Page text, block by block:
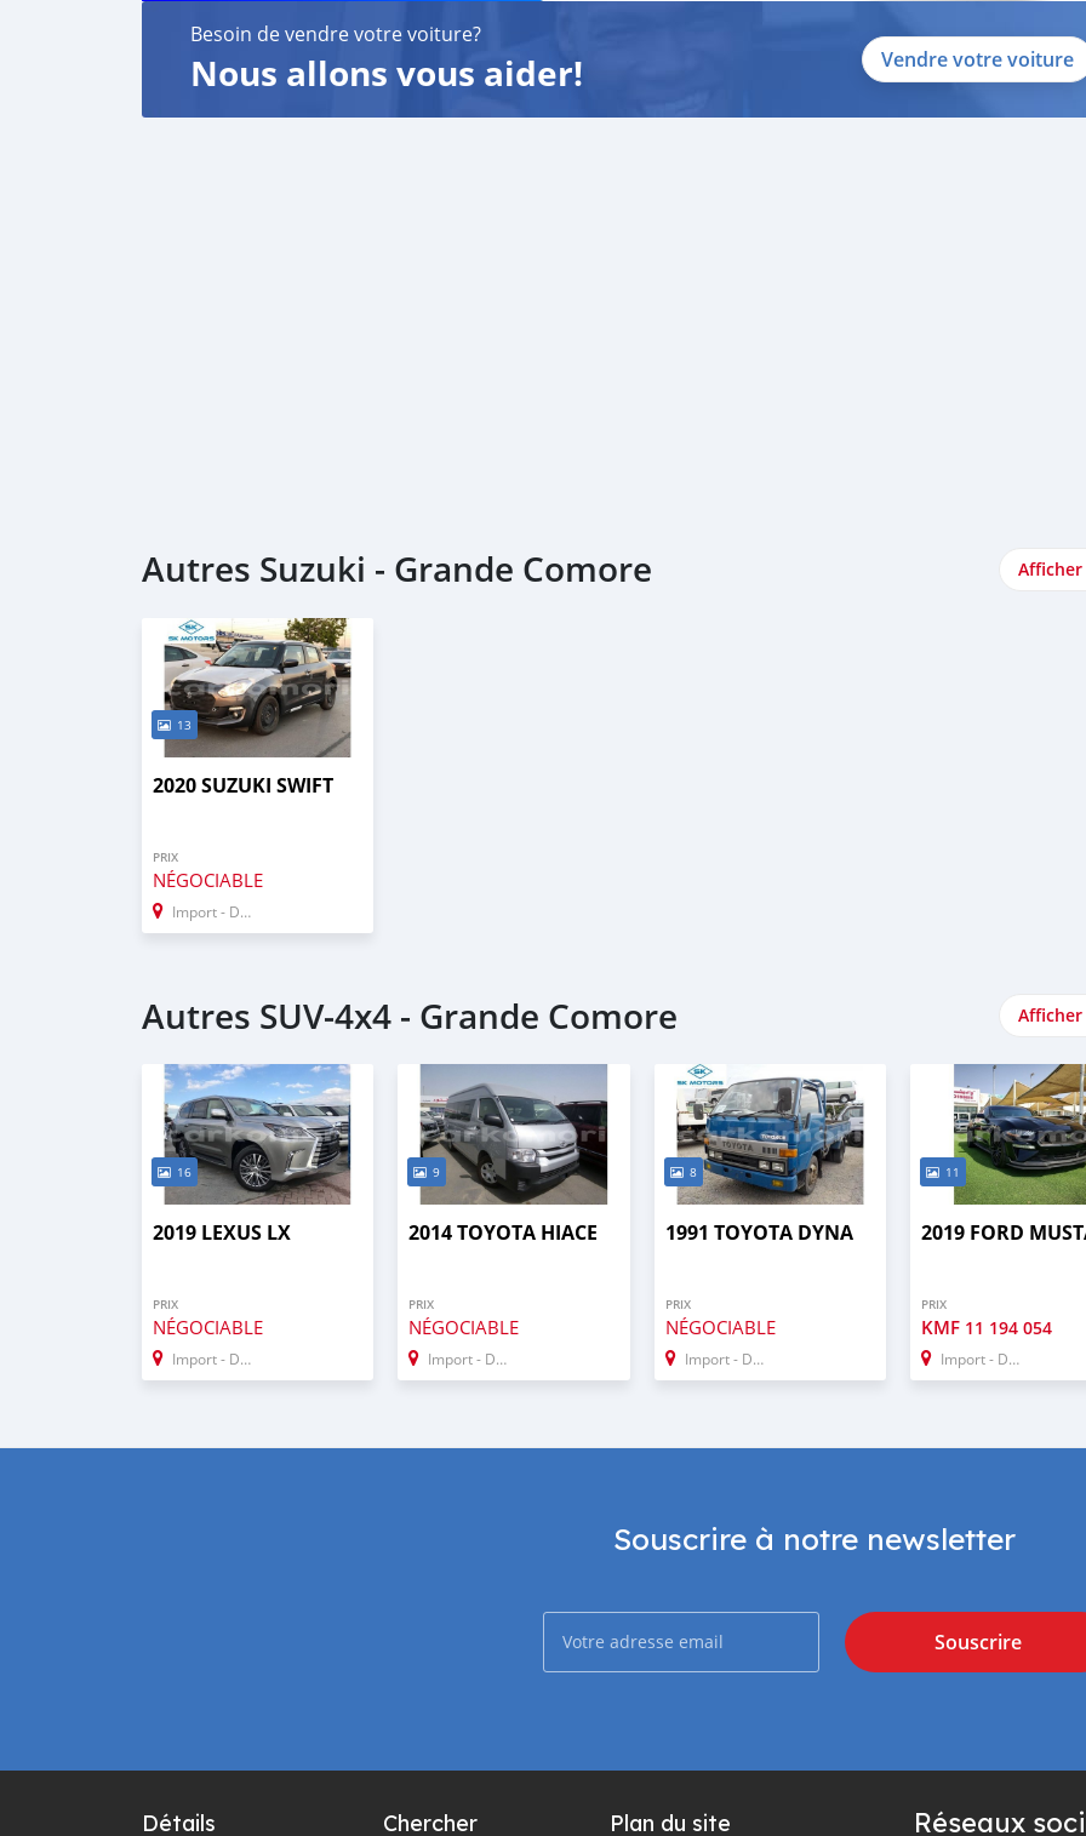
Besoin de vendre votre voiture?
Nous allons vous aider! Vendre votre voiture
Autres Suzuki - Grande Comore
13
2020 SUZUKI SWIFT
PRIX
NÉGOCIABLE
Import - Dubai
Autres SUV‒4x4 - Grande Comore
16
2019 LEXUS LX
PRIX
NÉGOCIABLE
Import - Dubai
9
2014 TOYOTA HIACE
PRIX
NÉGOCIABLE
Import - Dubai
8
1991 TOYOTA DYNA
PRIX
NÉGOCIABLE
Import - Dubai
11
2019 FORD
PRIX
KMF 11 194 054
Import - Dubai
Souscrire à notre newsletter
Souscrire
Détails Chercher Plan du site Réseaux